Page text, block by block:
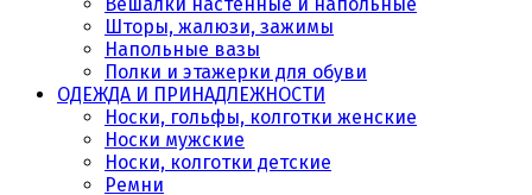
Шторы, жалюзи, зажимы
Напольные вазы
Полки и этажерки для обуви
ОДЕЖДА И ПРИНАДЛЕЖНОСТИ
Носки, гольфы, колготки женские
Носки мужские
Носки, колготки детские
Ремни